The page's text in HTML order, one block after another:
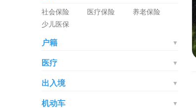
社会保险 医疗保险
养老保险
少儿医保
户籍 ▼
医疗 ▼
出入境 ▼
机动车 ▼